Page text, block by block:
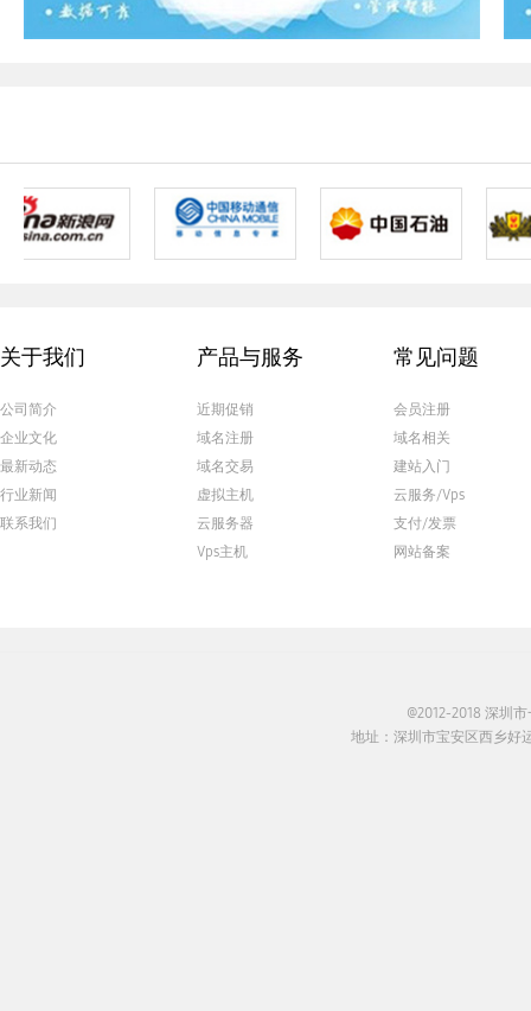
关于我们
公司简介
企业文化
最新动态
行业新闻
联系我们
产品与服务
近期促销
域名注册
域名交易
虚拟主机
云服务器
Vps主机
常见问题
会员注册
域名相关
建站入门
云服务/Vps
支付/发票
网站备案
@2012-2018 深圳
地址：深圳市宝安区西乡好